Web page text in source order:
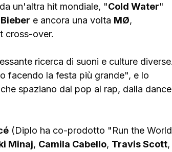
un'altra hit mondiale, "Cold Water"
e ancora una volta MØ,
cross-over.
ricerca di suoni e culture
facendo la festa più grande", e lo
spaziano dal pop al rap, dalla
(Diplo ha co-prodotto "Run the World
Minaj, Camila Cabello, Travis Scott,